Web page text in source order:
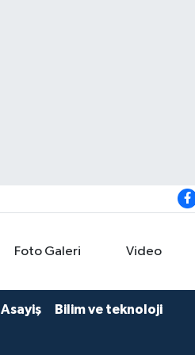
Foto Galeri Video
Asayiş Bilim ve teknoloji